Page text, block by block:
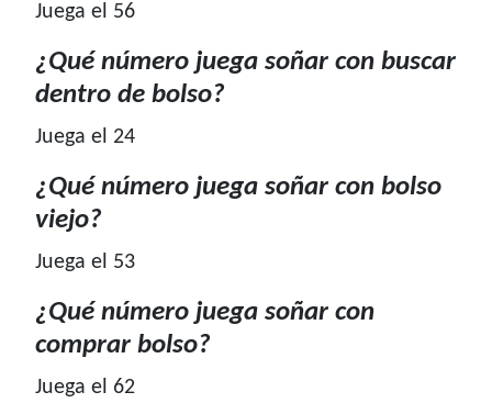
Juega el 56
¿Qué número juega soñar con buscar
dentro de bolso?
Juega el 24
¿Qué número juega soñar con bolso
viejo?
Juega el 53
¿Qué número juega soñar con
comprar bolso?
Juega el 62